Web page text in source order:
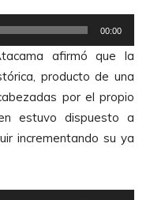
00:00
afirmó que la
producto de una
por el propio
estuvo dispuesto a
incrementando su ya